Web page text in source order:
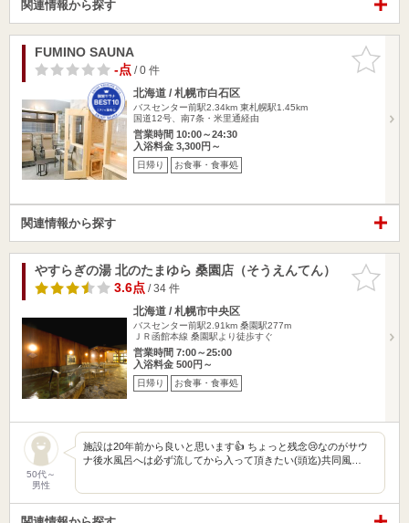
関連情報から探す
お気に入
りに追加
FUMINO SAUNA
-点/ 0 件
北海道 / 札幌市白石区
バスセンター前駅2.34km 東札幌駅1.45km
国道12号、南7条・米里通経由
営業時間 10:00～24:30
入浴料金 3,300円～
日帰り お食事・食事処
関連情報から探す
お気に入
りに追加
やすらぎの湯 北のたまゆら 桑園店（そうえんてん）
3.6点/ 34 件
北海道 / 札幌市中央区
バスセンター前駅2.91km 桑園駅277m
ＪＲ函館本線 桑園駅より徒歩すぐ
営業時間 7:00～25:00
入浴料金 500円～
日帰り お食事・食事処
50代～
男性
施設は20年前から良いと思います👍 ちょっと残念😢なのがサウ
ナ後水風呂へは必ず流してから入って頂きたい(頭迄)共同風…